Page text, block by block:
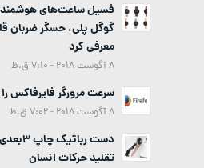
فسیل ساعت‌های هوشمند
معرفی کرد
8 آگوست 2018 - 7:10 ق.ظ
سرعت مرورگر فایرفاکس
8 آگوست 2018 - 7:02 ق.ظ
دست
تقلید حرکات انسان